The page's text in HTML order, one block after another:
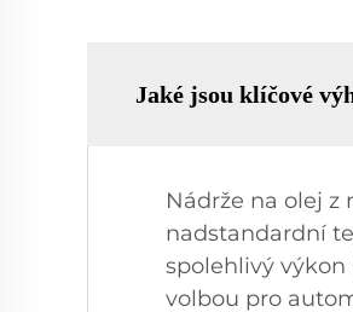
Jaké jsou klíčové
Nádrže na olej z
nadstandardní
spolehlivý výkon
volbou pro